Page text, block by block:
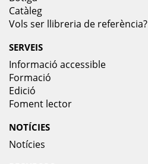
Catàleg
Vols ser llibreria de referència?
SERVEIS
Informació accessible
Formació
Edició
Foment lector
NOTÍCIES
Notícies